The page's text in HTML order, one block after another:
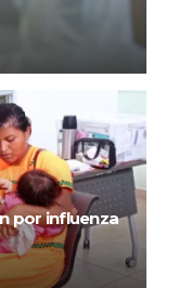
por influenza